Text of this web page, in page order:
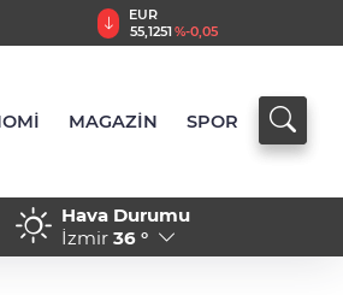
GBP
64,3772%0,00
MAGAZİN SPOR
13:50 - Hayvancılıkta
Hava Durumu
İzmir 36 °